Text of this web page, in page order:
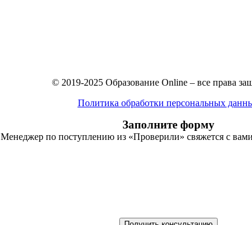
© 2019-2025 Образование Online – все права
Политика обработки персональных
Заполните форму
Менеджер по поступлению из «Проверили» свяжется с